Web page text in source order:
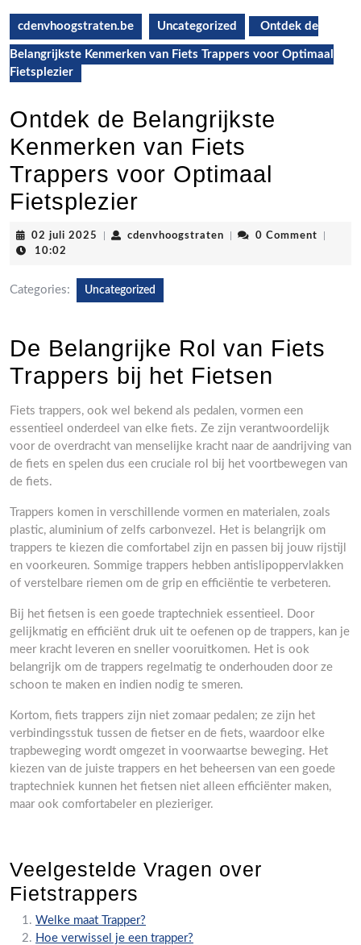
cdenvhoogstraten.be Uncategorized Ontdek de
Belangrijkste Kenmerken van Fiets Trappers voor Optimaal
Fietsplezier
Ontdek de Belangrijkste
Kenmerken van Fiets
Trappers voor Optimaal
Fietsplezier
02 juli 2025 02
cdenvhoogstraten cdenvhoogstraten
0 Comment
10:02
Categories: Uncategorized
De Belangrijke Rol van Fiets
Trappers bij het Fietsen
Fiets trappers, ook wel bekend als pedalen, vormen een
essentieel onderdeel van elke fiets. Ze zijn verantwoordelijk
voor de overdracht van menselijke kracht naar de aandrijving van
de fiets en spelen dus een cruciale rol bij het voortbewegen van
de fiets.
Trappers komen in verschillende vormen en materialen, zoals
plastic, aluminium of zelfs carbonvezel. Het is belangrijk om
trappers te kiezen die comfortabel zijn en passen bij jouw rijstijl
en voorkeuren. Sommige trappers hebben antislipoppervlakken
of verstelbare riemen om de grip en efficiëntie te verbeteren.
Bij het fietsen is een goede traptechniek essentieel. Door
gelijkmatig en efficiënt druk uit te oefenen op de trappers, kan je
meer kracht leveren en sneller vooruitkomen. Het is ook
belangrijk om de trappers regelmatig te onderhouden door ze
schoon te maken en indien nodig te smeren.
Kortom, fiets trappers zijn niet zomaar pedalen; ze zijn het
verbindingsstuk tussen de fietser en de fiets, waardoor elke
trapbeweging wordt omgezet in voorwaartse beweging. Het
kiezen van de juiste trappers en het beheersen van een goede
traptechniek kunnen het fietsen niet alleen efficiënter maken,
maar ook comfortabeler en plezieriger.
Veelgestelde Vragen over
Fietstrappers
Welke maat Trapper?
Hoe verwissel je een trapper?